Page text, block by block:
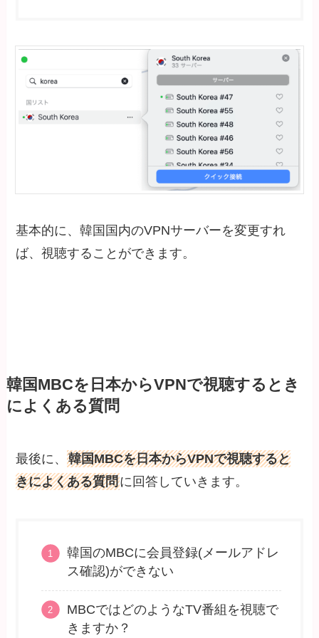
基本的に、韓国国内のVPNサーバーを変更すれ
ば、視聴することができます。
韓国MBCを日本からVPNで視聴するとき
によくある質問
最後に、韓国MBCを日本からVPNで視聴すると
きによくある質問に回答していきます。
韓国のMBCに会員登録(メールアドレ
ス確認)ができない
MBCではどのようなTV番組を視聴で
きますか？